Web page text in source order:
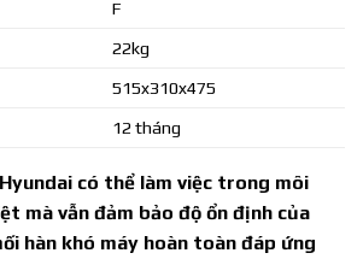
F
22kg
515x310x475
12 tháng
Hyundai có thể làm việc trong môi
mà vẫn đảm bảo độ ổn định của
hàn khó máy hoàn toàn đáp ứng